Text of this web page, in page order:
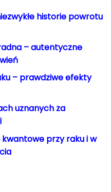
historie powrotu
– autentyczne
– prawdziwe efekty
uznanych za
przy raku i w